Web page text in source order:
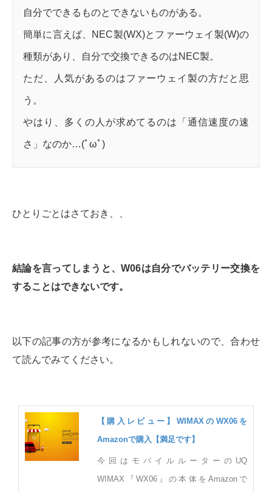
自分でできるものとできないものがある。
簡単に言えば、NEC製(WX)とファーウェイ製(W)の
種類があり、自分で交換できるのはNEC製。
ただ、人気があるのはファーウェイ製の方だと思
う。
やはり、多くの人が求めてるのは「通信速度の速
さ」なのか…(ﾟωﾟ)
ひとりごとはさておき、、
結論を言ってしまうと、W06は自分でバッテリー交換を
することはできないです。
以下の記事の方が参考になるかもしれないので、合わせ
て読んでみてください。
【購入レビュー】WIMAXのWX06を
Amazonで購入【満足です】
今回はモバイルルーターのUQ
WIMAX『WX06』の本体をAmazonで